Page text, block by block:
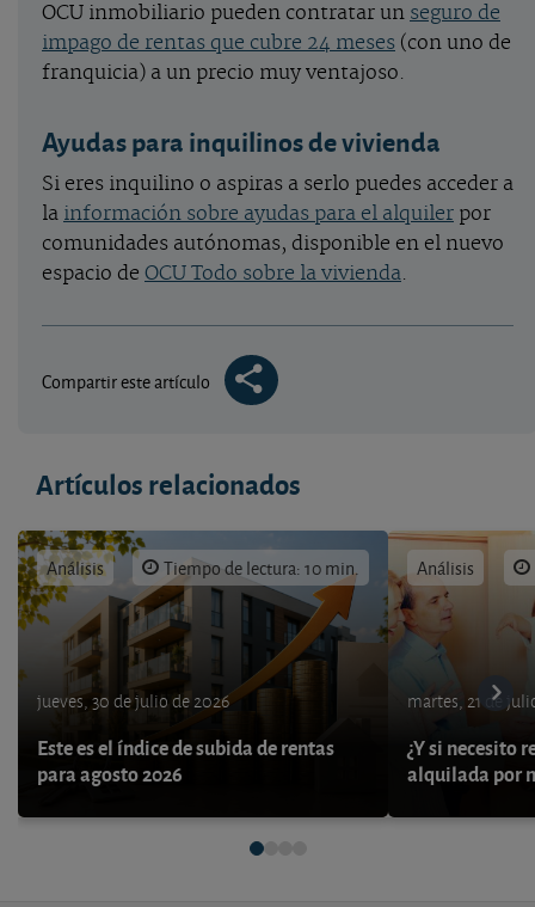
OCU inmobiliario pueden contratar un seguro de
impago de rentas que cubre 24 meses (con uno de
franquicia) a un precio muy ventajoso.
Ayudas para inquilinos de vivienda
Si eres inquilino o aspiras a serlo puedes acceder a
la información sobre ayudas para el alquiler por
comunidades autónomas, disponible en el nuevo
espacio de OCU Todo sobre la vivienda.
Compartir este artículo
Artículos relacionados
Análisis Tiempo de lectura: 10 min.
jueves, 30 de julio de 2026
Este es el índice de subida de rentas
para agosto 2026
Análisis
martes, 21 de
¿Y si necesito
alquilada por